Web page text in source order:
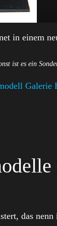
in einem
ist es ein
Galerie
das nenn